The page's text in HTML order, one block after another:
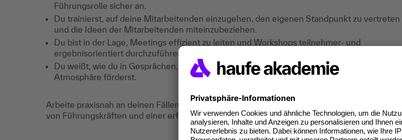
Führungsrolle sicher an.
Du trainierst, auf deine Mitarbeitenden einzugehen, den eigenen Standpunkt zu vertreten
und die Ideen der Mitarbeitenden miteinzubeziehen.
Du bist in der Lage, Meetings effizient zu leiten und Workshops teilnehmer- und
ergebnisorientiert durchzuführen.
Du weißt, wie du in Gesprächen, Meetings und Workshops eine produktive und ideenreiche
Atmosphäre förderst.
Arbeite praxisnah an deinen Fällen und profitiere von Erfahrung und Feedback einer Gruppe
von Führungskräften und einer erfahrenen Trainerin.